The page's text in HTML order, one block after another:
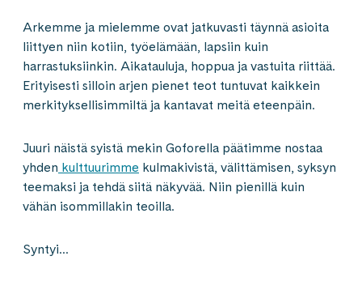
Arkemme ja mielemme ovat jatkuvasti täynnä asioita
liittyen niin kotiin, työelämään, lapsiin kuin
harrastuksiinkin. Aikatauluja, hoppua ja vastuita riittää.
Erityisesti silloin arjen pienet teot tuntuvat kaikkein
merkityksellisimmiltä ja kantavat meitä eteenpäin.
Juuri näistä syistä mekin Goforella päätimme nostaa
yhden kulttuurimme kulmakivistä, välittämisen, syksyn
teemaksi ja tehdä siitä näkyvää. Niin pienillä kuin
vähän isommillakin teoilla.
Syntyi…